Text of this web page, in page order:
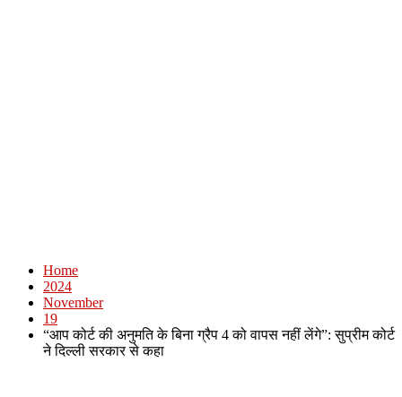
Home
2024
November
19
“आप कोर्ट की अनुमति के बिना ग्रैप 4 को वापस नहीं लेंगे”: सुप्रीम कोर्ट
ने दिल्ली सरकार से कहा